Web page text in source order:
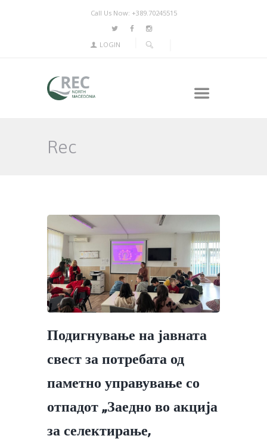
Call Us Now: +389.70245515
LOGIN
Rec
Подигнување на јавната
свест за потребата од
паметно управување со
отпадот „Заедно во акција
за селектирање,